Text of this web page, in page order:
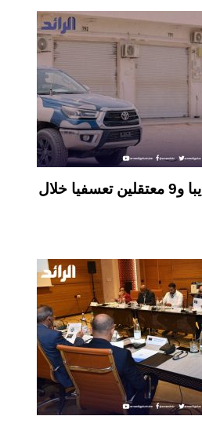
رصد الجرائم: قتيلان تعذيبا و9 معتقلين تعسفيا خلال